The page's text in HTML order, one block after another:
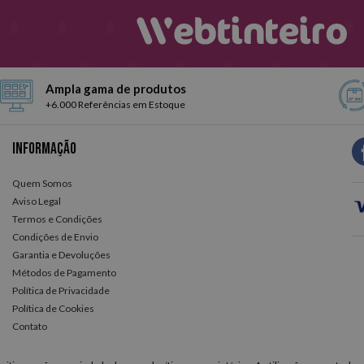
Ampla gama de produtos
+6.000 Referências em Estoque
Informação
Quem Somos
Aviso Legal
Termos e Condições
Condições de Envio
Garantia e Devoluções
Métodos de Pagamento
Política de Privacidade
Política de Cookies
Contato